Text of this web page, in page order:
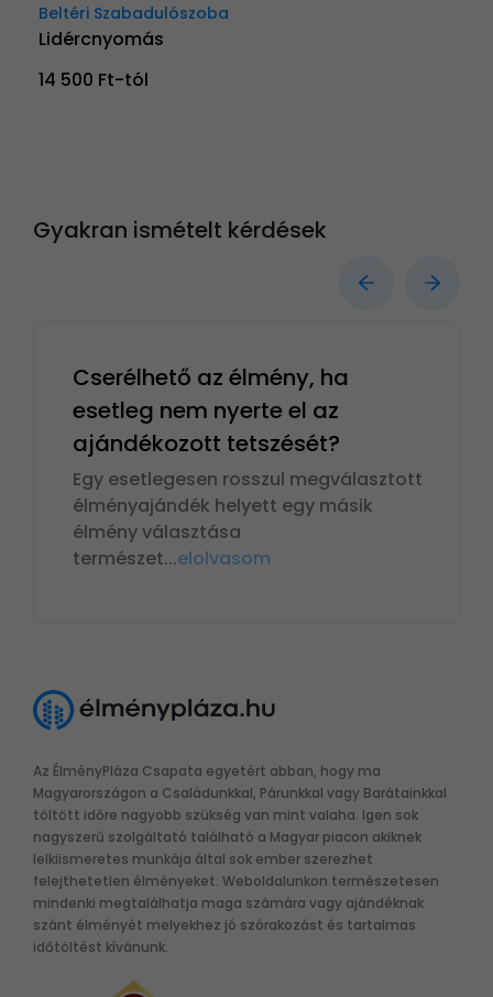
Beltéri Szabadulószoba
Lidércnyomás
14 500 Ft-tól
Gyakran ismételt kérdések
Cserélhető az élmény, ha
esetleg nem nyerte el az
ajándékozott tetszését?
Egy esetlegesen rosszul megválasztott
élményajándék helyett egy másik
élmény választása
természet...elolvasom
Az ÉlményPláza Csapata egyetért abban, hogy ma
Magyarországon a Családunkkal, Párunkkal vagy Barátainkkal
töltött időre nagyobb szükség van mint valaha. Igen sok
nagyszerű szolgáltató található a Magyar piacon akiknek
lelkiismeretes munkája által sok ember szerezhet
felejthetetlen élményeket. Weboldalunkon természetesen
mindenki megtalálhatja maga számára vagy ajándéknak
szánt élményét melyekhez jó szórakozást és tartalmas
időtöltést kívánunk.